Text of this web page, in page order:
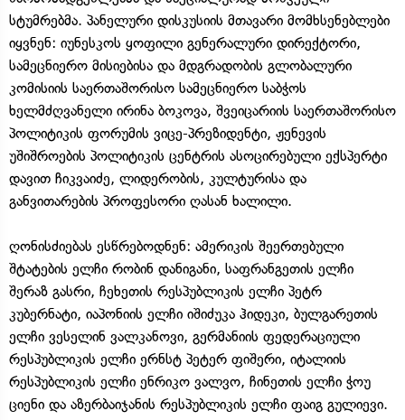
სტუმრებმა. პანელური დისკუსიის მთავარი მომხსენებლები
იყვნენ: იუნესკოს ყოფილი გენერალური დირექტორი,
სამეცნიერო მისიებისა და მდგრადობის გლობალური
კომისიის საერთაშორისო სამეცნიერო საბჭოს
ხელმძღვანელი ირინა ბოკოვა, შვეიცარიის საერთაშორისო
პოლიტიკის ფორუმის ვიცე-პრეზიდენტი, ჟენევის
უშიშროების პოლიტიკის ცენტრის ასოცირებული ექსპერტი
დავით ჩიკვაიძე, ლიდერობის, კულტურისა და
განვითარების პროფესორი ღასან ხალილი.
ღონისძიებას ესწრებოდნენ: ამერიკის შეერთებული
შტატების ელჩი რობინ დანიგანი, საფრანგეთის ელჩი
შერაზ გასრი, ჩეხეთის რესპუბლიკის ელჩი პეტრ
კუბერნატი, იაპონიის ელჩი იშიძუკა ჰიდეკი, ბულგარეთის
ელჩი ვესელინ ვალკანოვი, გერმანიის ფედერაციული
რესპუბლიკის ელჩი ერნსტ პეტერ ფიშერი, იტალიის
რესპუბლიკის ელჩი ენრიკო ვალვო, ჩინეთის ელჩი ჭოუ
ციენი და აზერბაიჯანის რესპუბლიკის ელჩი ფაიგ გულიევი.